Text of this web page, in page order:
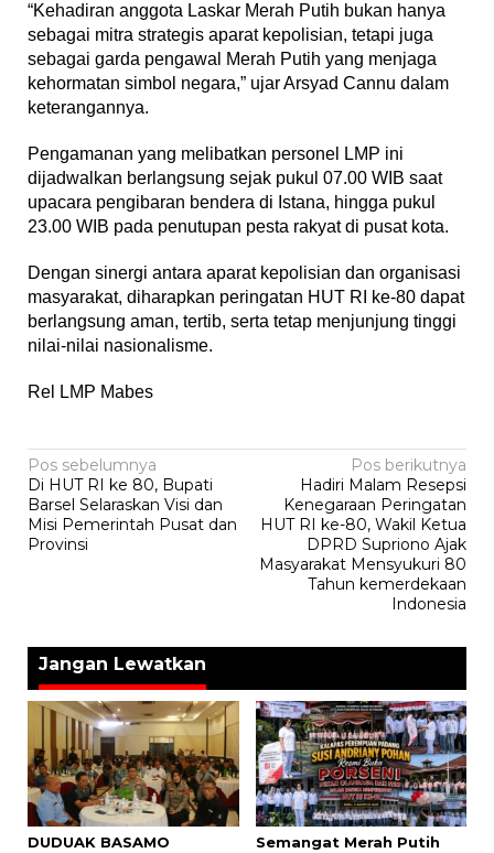
“Kehadiran anggota Laskar Merah Putih bukan hanya
sebagai mitra strategis aparat kepolisian, tetapi juga
sebagai garda pengawal Merah Putih yang menjaga
kehormatan simbol negara,” ujar Arsyad Cannu dalam
keterangannya.
Pengamanan yang melibatkan personel LMP ini
dijadwalkan berlangsung sejak pukul 07.00 WIB saat
upacara pengibaran bendera di Istana, hingga pukul
23.00 WIB pada penutupan pesta rakyat di pusat kota.
Dengan sinergi antara aparat kepolisian dan organisasi
masyarakat, diharapkan peringatan HUT RI ke-80 dapat
berlangsung aman, tertib, serta tetap menjunjung tinggi
nilai-nilai nasionalisme.
Rel LMP Mabes
Navigasi
pos
Pos sebelumnya
Di HUT RI ke 80, Bupati
Barsel Selaraskan Visi dan
Misi Pemerintah Pusat dan
Provinsi
Pos berikutnya
Hadiri Malam Resepsi
Kenegaraan Peringatan
HUT RI ke-80, Wakil Ketua
DPRD Supriono Ajak
Masyarakat Mensyukuri 80
Tahun kemerdekaan
Indonesia
Jangan Lewatkan
DUDUAK BASAMO
Semangat Merah Putih